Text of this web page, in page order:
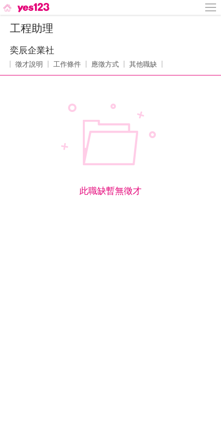
工程助理
奕辰企業社
徵才說明 工作條件 應徵方式 其他職缺
此職缺暫無徵才